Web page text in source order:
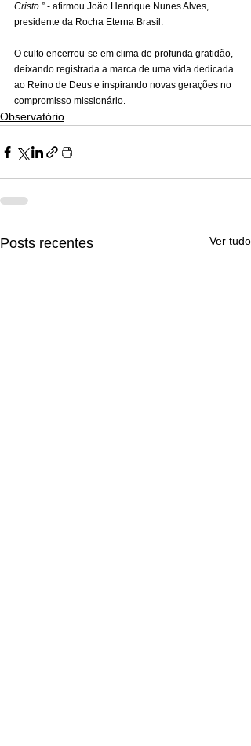
Cristo.” - afirmou João Henrique Nunes Alves,
presidente da Rocha Eterna Brasil.
O culto encerrou-se em clima de profunda gratidão,
deixando registrada a marca de uma vida dedicada
ao Reino de Deus e inspirando novas gerações no
compromisso missionário.
Observatório
Posts recentes Ver tudo